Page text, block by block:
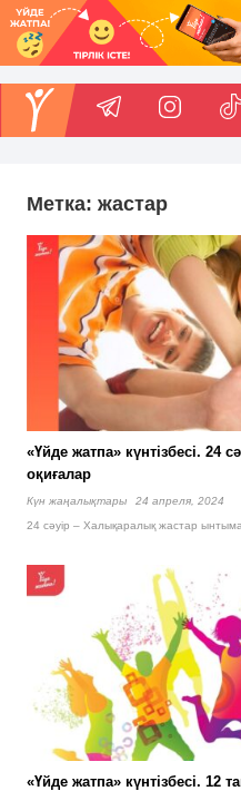
Метка: жастар
«Үйде жатпа» күнтізбесі. 24
оқиғалар
Күн жаңалықтары
24 апреля, 2024
24 сәуір – Халықаралық жастар
«Үйде жатпа» күнтізбесі. 12